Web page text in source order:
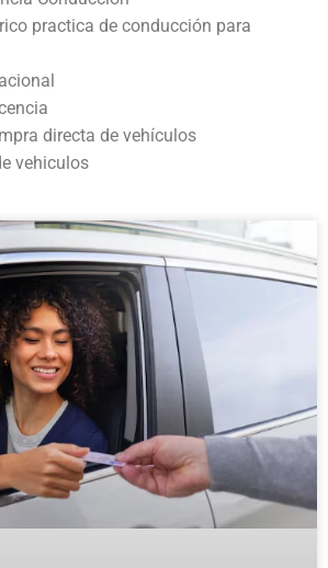
practica de conducción para
directa de vehículos
vehiculos